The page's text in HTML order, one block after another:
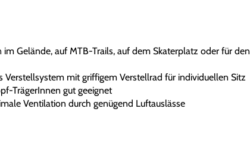
Gelände, auf MTB-Trails, auf dem Skaterplatz oder für den
Verstellsystem mit griffigem Verstellrad für individuellen Sitz
TrägerInnen gut geeignet
Ventilation durch genügend Luftauslässe